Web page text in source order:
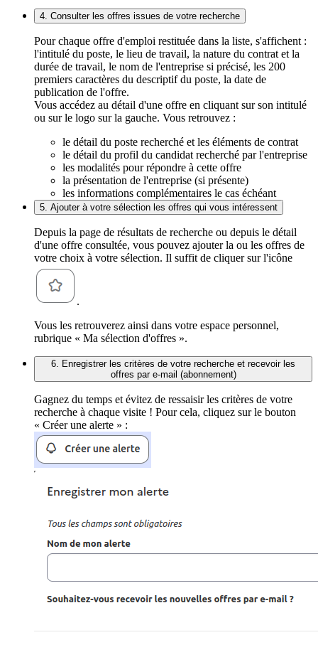
4. Consulter les offres issues de votre recherche
Pour chaque offre d'emploi restituée dans la liste, s'affichent :
l'intitulé du poste, le lieu de travail, la nature du contrat et la
durée de travail, le nom de l'entreprise si précisé, les 200
premiers caractères du descriptif du poste, la date de
publication de l'offre.
Vous accédez au détail d'une offre en cliquant sur son intitulé
ou sur le logo sur la gauche. Vous retrouvez :
le détail du poste recherché et les éléments de contrat
le détail du profil du candidat recherché par l'entreprise
les modalités pour répondre à cette offre
la présentation de l'entreprise (si présente)
les informations complémentaires le cas échéant
5. Ajouter à votre sélection les offres qui vous intéressent
Depuis la page de résultats de recherche ou depuis le détail
d'une offre consultée, vous pouvez ajouter la ou les offres de
votre choix à votre sélection. Il suffit de cliquer sur l'icône
.
Vous les retrouverez ainsi dans votre espace personnel,
rubrique « Ma sélection d'offres ».
6. Enregistrer les critères de votre recherche et recevoir les
offres par e-mail (abonnement)
Gagnez du temps et évitez de ressaisir les critères de votre
recherche à chaque visite ! Pour cela, cliquez sur le bouton
« Créer une alerte » :